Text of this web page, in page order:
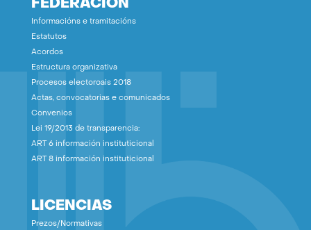
FEDERACIÓN
Informacións e tramitacións
Estatutos
Acordos
Estructura organizativa
Procesos electoroais 2018
Actas, convocatorias e comunicados
Convenios
Lei 19/2013 de transparencia:
ART 6 información instituticional
ART 8 información instituticional
LICENCIAS
Prezos/Normativas